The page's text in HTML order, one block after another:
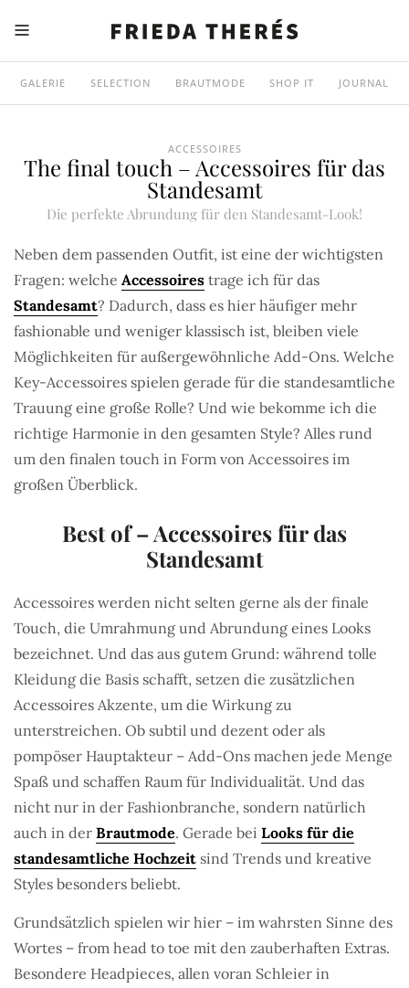
GALERIE SELECTION BRAUTMODE SHOP IT JOURNAL
ACCESSOIRES
The final touch – Accessoires für das
Standesamt
Die perfekte Abrundung für den Standesamt-Look!
Neben dem passenden Outfit, ist eine der wichtigsten
Fragen: welche Accessoires trage ich für das
Standesamt? Dadurch, dass es hier häufiger mehr
fashionable und weniger klassisch ist, bleiben viele
Möglichkeiten für außergewöhnliche Add-Ons. Welche
Key-Accessoires spielen gerade für die standesamtliche
Trauung eine große Rolle? Und wie bekomme ich die
richtige Harmonie in den gesamten Style? Alles rund
um den finalen touch in Form von Accessoires im
großen Überblick.
Best of – Accessoires für das
Standesamt
Accessoires werden nicht selten gerne als der finale
Touch, die Umrahmung und Abrundung eines Looks
bezeichnet. Und das aus gutem Grund: während tolle
Kleidung die Basis schafft, setzen die zusätzlichen
Accessoires Akzente, um die Wirkung zu
unterstreichen. Ob subtil und dezent oder als
pompöser Hauptakteur – Add-Ons machen jede Menge
Spaß und schaffen Raum für Individualität. Und das
nicht nur in der Fashionbranche, sondern natürlich
auch in der Brautmode. Gerade bei Looks für die
standesamtliche Hochzeit sind Trends und kreative
Styles besonders beliebt.
Grundsätzlich spielen wir hier – im wahrsten Sinne des
Wortes – from head to toe mit den zauberhaften Extras.
Besondere Headpieces, allen voran Schleier in